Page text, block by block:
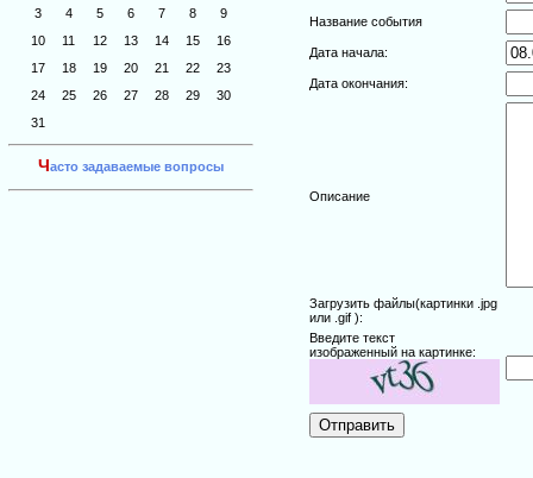
3
4 5 6 7 8
9
10
11 12 13 14 15
16
17
18 19 20 21 22
23
24
25 26 27 28 29
30
31
Часто задаваемые вопросы
Название события
Дата начала:
Дата окончания:
Описание
Загрузить файлы(картинки .jpg
или .gif ):
Введите текст
изображенный на картинке: